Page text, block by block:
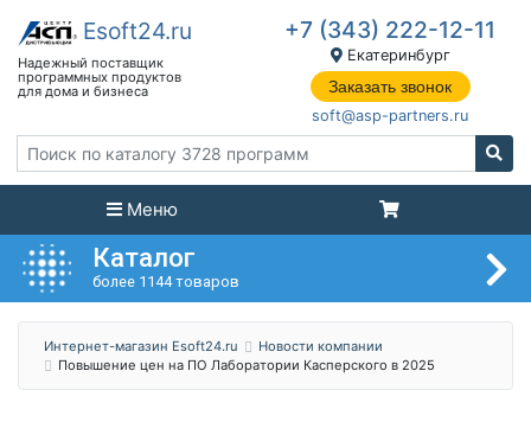
+7 (343) 222-12-11
Екатеринбург
Заказать звонок
soft@asp-partners.ru
Меню
Каталог
более 1144 товаров
Интернет-магазин Esoft24.ru
Новости компании
Повышение цен на ПО Лаборатории Касперского в 2025